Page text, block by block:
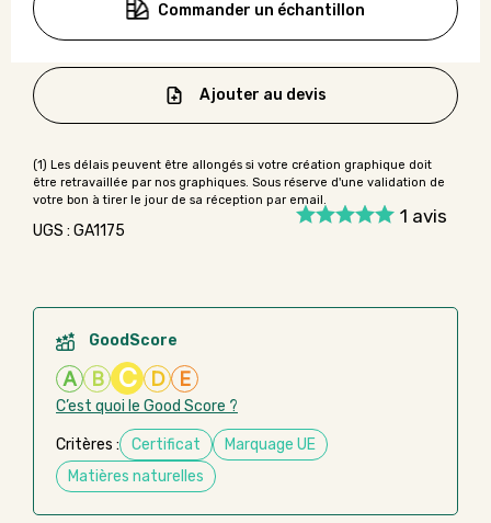
Commander un échantillon
1 avis
Ajouter au devis
UGS : GA1175
GoodScore
A B C D E
C’est quoi le Good Score ?
Critères : Certificat
Marquage UE
Matières naturelles